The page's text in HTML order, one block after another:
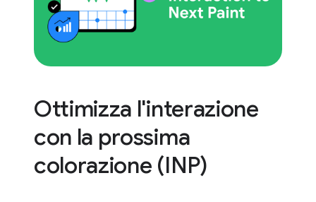
Ottimizza l'interazione
con la prossima
colorazione (INP)